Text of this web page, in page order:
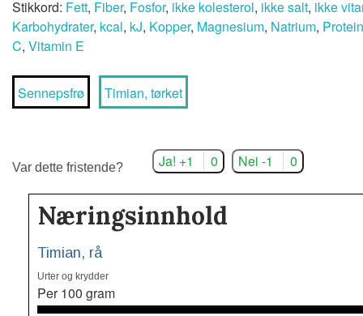
Stikkord: Fett, Fiber, Fosfor, ikke kolesterol, ikke salt, ikke
Karbohydrater, kcal, kJ, Kopper, Magnesium, Natrium, Protein
C, Vitamin E
Sennepsfrø Timian, tørket
Var dette fristende? Ja! +1 0 Nei -1 0
Næringsinnhold
Timian, rå
Urter og krydder
Per 100 gram